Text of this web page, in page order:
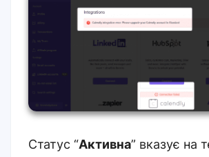
Статус “Активна” вказує на